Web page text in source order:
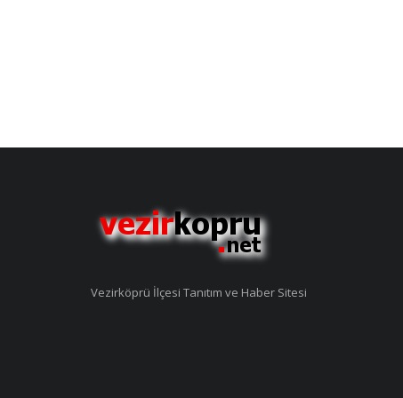
Vezirköprü İlçesi Tanıtım ve Haber Sitesi